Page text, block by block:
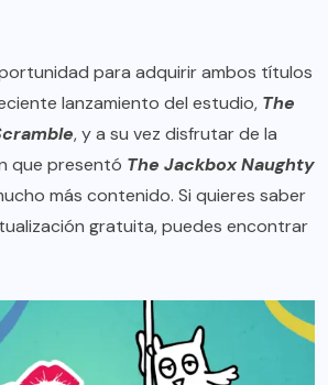
para adquirir ambos títulos
lanzamiento del estudio, The
, y a su vez disfrutar de la
que presentó The Jackbox Naughty
más contenido. Si quieres saber
gratuita, puedes encontrar